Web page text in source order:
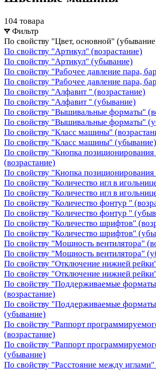
104 товара
Фильтр
По свойству "Цвет, основной"
По свойству "Артикул" (возрастание)
По свойству "Артикул" (убывание)
По свойству "Рабочее давление пара,
По свойству "Рабочее давление пара,
По свойству "Алфавит " (возрастание)
По свойству "Алфавит " (убывание)
По свойству "Вышивальные форматы"
По свойству "Вышивальные форматы"
По свойству "Класс машины"
По свойству "Класс машины" (убывание)
По свойству "Кнопка позиционирования
(возрастание)
По свойству "Кнопка
По свойству "Количество игл в
По свойству "Количество игл в
По свойству "Количество фонтур "
По свойству "Количество фонтур "
По свойству "Количество шрифтов"
По свойству "Количество шрифтов"
По свойству "Мощность вентилятора"
По свойству "Мощность вентилятора"
По свойству "Отключение нижней
По свойству "Отключение нижней
По свойству "Поддерживаемые
(возрастание)
По свойству "Поддерживаемые
(убывание)
По свойству "Раппорт
(возрастание)
По свойству "Раппорт
(убывание)
По свойству "Расстояние между иглами"